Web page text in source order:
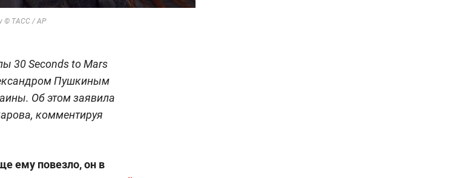
© ТАСС / AP
30 Seconds to Mars
Пушкиным
Об этом заявила
комментируя
ему повезло, он в